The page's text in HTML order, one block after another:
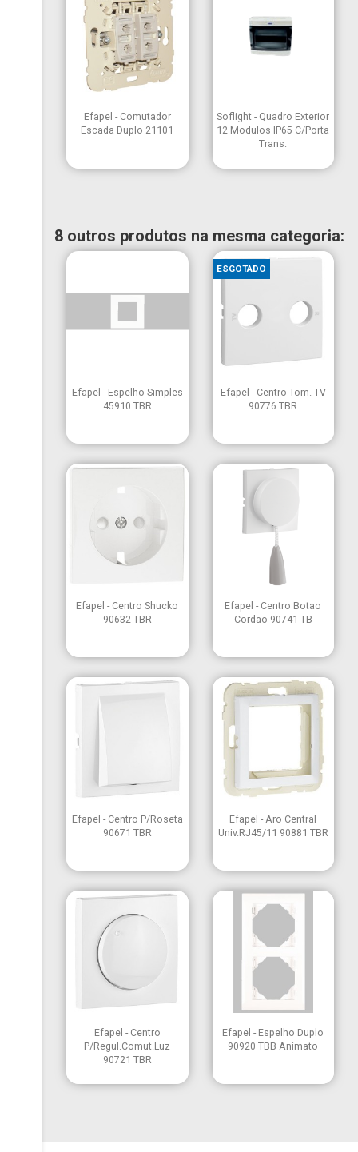
Vista rápida
Efapel - Comutador
Escada Duplo 21101
 Vista rápida
Soflight - Quadro Exterior
12 Modulos IP65 C/Porta
Trans.
8 outros produtos na mesma categoria:
Vista rápida
Efapel - Espelho Simples
45910 TBR
Vista rápida
Efapel - Centro Tom. TV
90776 TBR
ESGOTADO
 Vista rápida
Efapel - Centro Shucko
90632 TBR
 Vista rápida
Efapel - Centro Botao
Cordao 90741 TB
Vista rápida
Efapel - Centro P/Roseta
90671 TBR
 Vista rápida
Efapel - Aro Central
Univ.RJ45/11 90881 TBR
Vista rápida
Efapel - Centro
P/Regul.Comut.Luz
90721 TBR
 Vista rápida
Efapel - Espelho Duplo
90920 TBB Animato